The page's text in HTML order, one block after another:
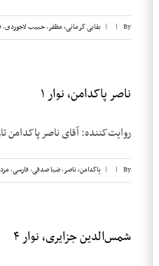
By
|
| بقایی کرمانی، مظفر,حبیب لاجوردی,
ناصر پاکدامن، نوار ۱
روایت‌کننده: آقای ناصر پاکدامن تاریخ مصاحبه: ۲۶ مه ۱۹۸۴
By
|
| پاکدامن، ناصر,ضیا صدقی,فارسی,مرد
شمس‌الدین جزایری، نوار ۴